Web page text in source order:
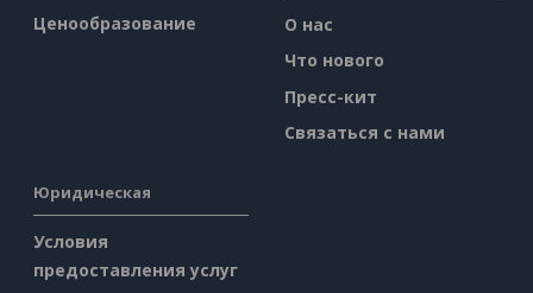
Ценообразование
О нас
Что нового
Пресс-кит
Связаться с нами
Юридическая
Условия
предоставления услуг